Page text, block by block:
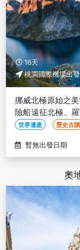
16天
桃園國際機場出發
挪威北極原始之
險船遠征北極、
期聯營出團>
世界遺產 歷史古蹟
暫無出發日期
奧